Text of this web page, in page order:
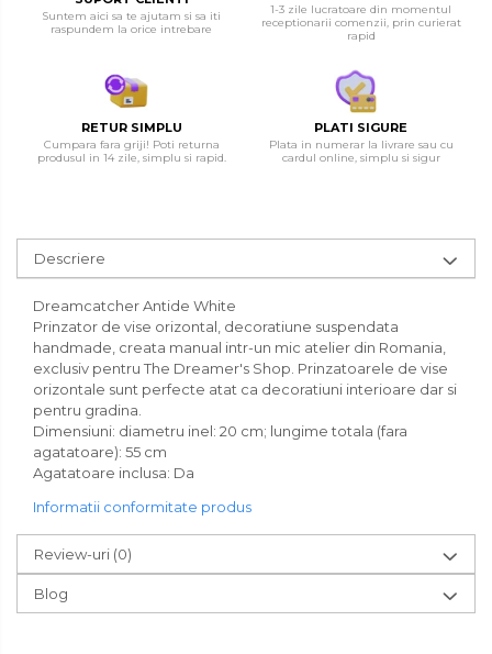
Suntem aici sa te ajutam si sa iti
raspundem la orice intrebare
1-3 zile lucratoare din momentul
receptionarii comenzii, prin curierat
rapid
RETUR SIMPLU
Cumpara fara griji! Poti returna
produsul in 14 zile, simplu si rapid.
PLATI SIGURE
Plata in numerar la livrare sau cu
cardul online, simplu si sigur
Descriere
Dreamcatcher Antide White
Prinzator de vise orizontal, decoratiune suspendata
handmade, creata manual intr-un mic atelier din Romania,
exclusiv pentru The Dreamer's Shop. Prinzatoarele de vise
orizontale sunt perfecte atat ca decoratiuni interioare dar si
pentru gradina.
Dimensiuni: diametru inel: 20 cm; lungime totala (fara
agatatoare): 55 cm
Agatatoare inclusa: Da
Informatii conformitate produs
Review-uri (0)
Blog